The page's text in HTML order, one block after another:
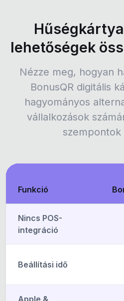
lehetőségek
Nézze meg, hogyan
BonusQR digitális
hagyományos
vállalkozások
szempontok
Funkció
Nincs POS-
integráció
Beállítási idő
Apple &